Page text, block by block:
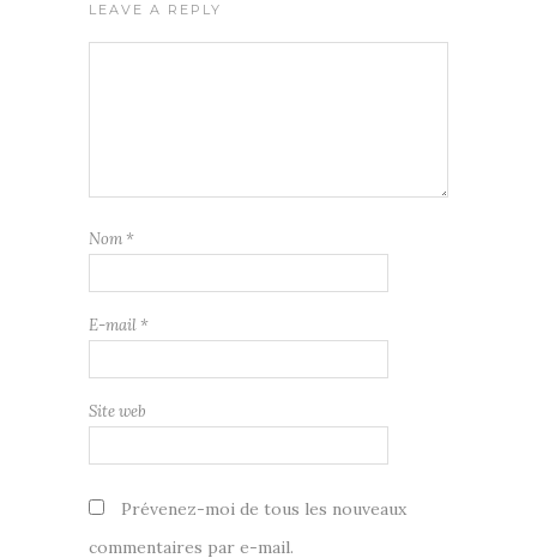
LEAVE A REPLY
Nom *
E-mail *
Site web
Prévenez-moi de tous les nouveaux
commentaires par e-mail.